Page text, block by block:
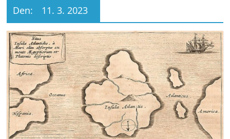
Den: 11. 3. 2023